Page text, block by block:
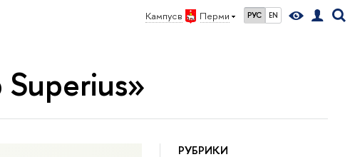
Кампус в Перми РУС EN
РУБРИКИ